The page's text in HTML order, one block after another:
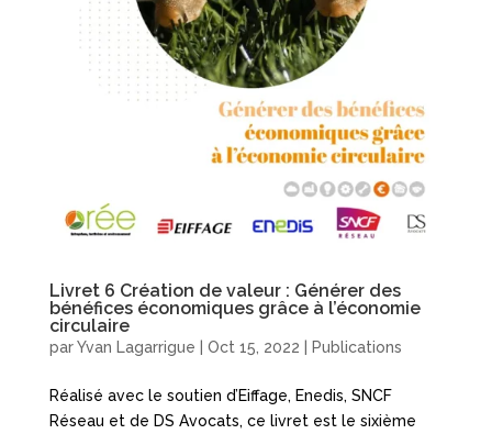
Livret 6 Création de valeur : Générer des
bénéfices économiques grâce à l’économie
circulaire
parYvan Lagarrigue Oct 15, 2022 Publications
Réalisé avec le soutien d’Eiffage, Enedis, SNCF
Réseau et de DS Avocats, ce livret est le sixième